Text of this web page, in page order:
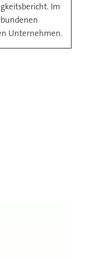
Im
Unternehmen.